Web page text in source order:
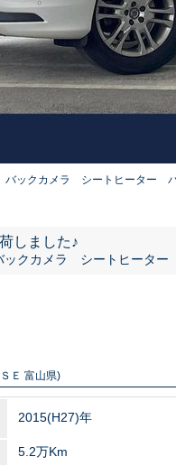
ックカメラ シートヒーター パ
しました♪
クカメラ シートヒータ
Ｅ 富山県)
2015(H27)年
5.2万Km